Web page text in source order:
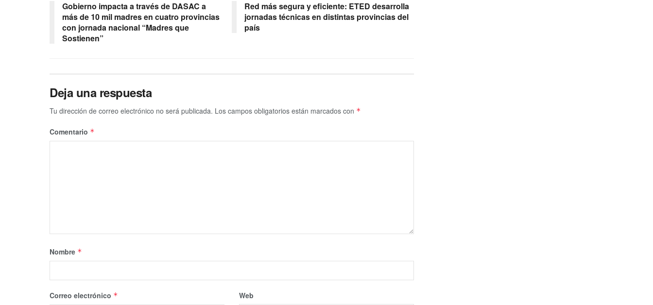
Gobierno impacta a través de DASAC a
más de 10 mil madres en cuatro provincias
con jornada nacional “Madres que
Sostienen”
Red más segura y eficiente: ETED desarrolla
jornadas técnicas en distintas provincias del
país
Deja una respuesta
Tu dirección de correo electrónico no será publicada. Los campos obligatorios están marcados con *
Comentario *
Nombre *
Correo electrónico * Web